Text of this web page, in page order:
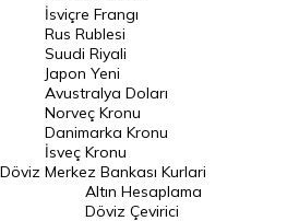
Riyal Kuru
Avustralya Doları
Danimarka Kronu Kuru
Kanada Doları Kuru
Norveç Kronu Kuru
İsveç Kronu Kuru
Döviz
İsviçre Frangı
Rus Rublesi
Suudi Riyali
Japon Yeni
Avustralya Doları
Norveç Kronu
Danimarka Kronu
İsveç Kronu
Merkez Bankası Kurlari
Altın Hesaplama
Döviz Çevirici